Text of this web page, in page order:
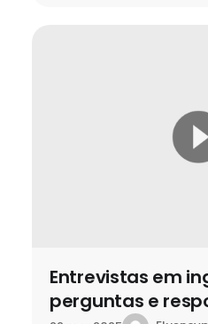
Entrevistas em
perguntas e